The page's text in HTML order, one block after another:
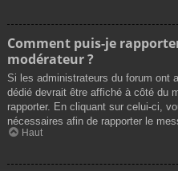
Comment puis-je
modérateur ?
Si les administrateurs du forum ont
dédié devrait être affiché à côté du
rapporter. En cliquant sur celui-ci,
nécessaires afin de rapporter le
Haut